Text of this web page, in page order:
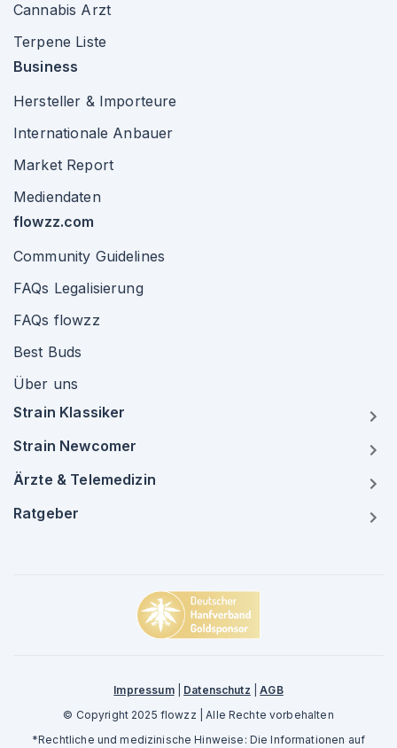
Cannabis Arzt
Terpene Liste
Business
Hersteller & Importeure
Internationale Anbauer
Market Report
Mediendaten
flowzz.com
Community Guidelines
FAQs Legalisierung
FAQs flowzz
Best Buds
Über uns
Strain Klassiker
Strain Newcomer
Ärzte & Telemedizin
Ratgeber
Impressum| Datenschutz |AGB
© Copyright 2025 flowzz | Alle Rechte vorbehalten
*Rechtliche und medizinische Hinweise: Die Informationen auf